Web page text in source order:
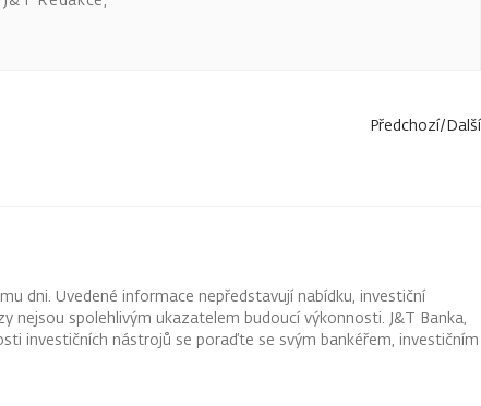
Předchozí/Další
dni. Uvedené informace nepředstavují nabídku, investiční
nejsou spolehlivým ukazatelem budoucí výkonnosti. J&T Banka,
investičních nástrojů se poraďte se svým bankéřem, investičním